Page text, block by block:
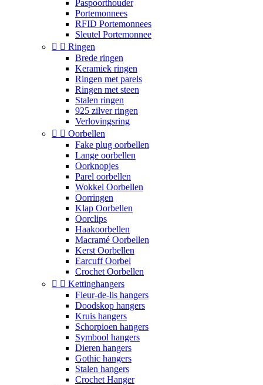
Paspoorthouder
Portemonnees
RFID Portemonnees
Sleutel Portemonnee
  Ringen
Brede ringen
Keramiek ringen
Ringen met parels
Ringen met steen
Stalen ringen
925 zilver ringen
Verlovingsring
  Oorbellen
Fake plug oorbellen
Lange oorbellen
Oorknopjes
Parel oorbellen
Wokkel Oorbellen
Oorringen
Klap Oorbellen
Oorclips
Haakoorbellen
Macramé Oorbellen
Kerst Oorbellen
Earcuff Oorbel
Crochet Oorbellen
  Kettinghangers
Fleur-de-lis hangers
Doodskop hangers
Kruis hangers
Schorpioen hangers
Symbool hangers
Dieren hangers
Gothic hangers
Stalen hangers
Crochet Hanger